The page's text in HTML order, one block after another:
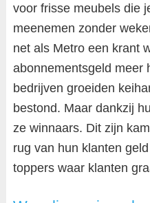
voor frisse meubels die
meenemen zonder
net als Metro een krant
abonnementsgeld meer
bedrijven groeiden
bestond. Maar dankzij
ze winnaars. Dit zijn
rug van hun klanten
toppers waar klanten